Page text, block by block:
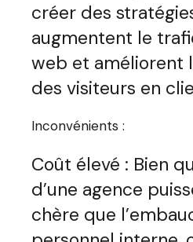
créer des
augmentent le
web et améliorent
des visiteurs en
Inconvénients :
Coût élevé : Bien
d’une agence
chère que